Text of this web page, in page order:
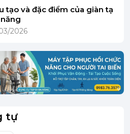
tạo và đặc điểm của giàn tạ
2026
tự